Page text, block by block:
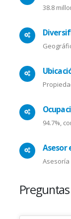
38.8
94.7%,
Asesor